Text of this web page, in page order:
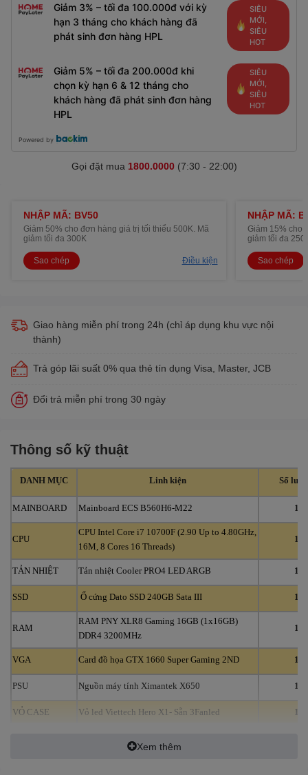
Giảm 3% – tối đa 100.000đ với kỳ
hạn 3 tháng cho khách hàng đã
phát sinh đơn hàng HPL
SIÊU
MỚI,
SIÊU
HOT
Giảm 5% – tối đa 200.000đ khi
chọn kỳ hạn 6 & 12 tháng cho
khách hàng đã phát sinh đơn hàng
HPL
SIÊU
MỚI,
SIÊU
HOT
Powered by
Gọi đặt mua 1800.0000(7:30 - 22:00)
NHẬP MÃ: BV50
Giảm 50% cho đơn hàng giá trị tối thiểu 500K. Mã
giảm tối đa 300K
Sao chép Điều kiện
NHẬP MÃ:
Giảm 15% cho
giảm tối đa
Sao chép
Giao hàng miễn phí trong 24h (chỉ áp dụng khu vực nội
thành)
Trả góp lãi suất 0% qua thẻ tín dụng Visa, Master, JCB
Đổi trả miễn phí trong 30 ngày
Thông số kỹ thuật
DANH MỤC Linh kiện Số
MAINBOARD Mainboard ECS B560H6-M22 1
CPU
CPU Intel Core i7 10700F (2.90 Up to 4.80GHz,
16M, 8 Cores 16 Threads)
1
TẢN NHIỆT Tản nhiệt Cooler PRO4 LED ARGB 1
SSD Ổ cứng Dato SSD 240GB Sata III 1
RAM
RAM PNY XLR8 Gaming 16GB (1x16GB)
DDR4 3200MHz
1
VGA Card đồ họa GTX 1660 Super Gaming 2ND 1
PSU Nguồn máy tính Ximantek X650 1
VỎ CASE Vỏ led Viettech Hero X1- Sẵn 3Fanled 1
Xem thêm